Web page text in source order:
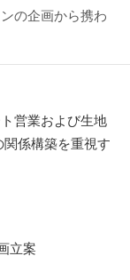
の企画から携わ
営業および生地
係構築を重視す
立案